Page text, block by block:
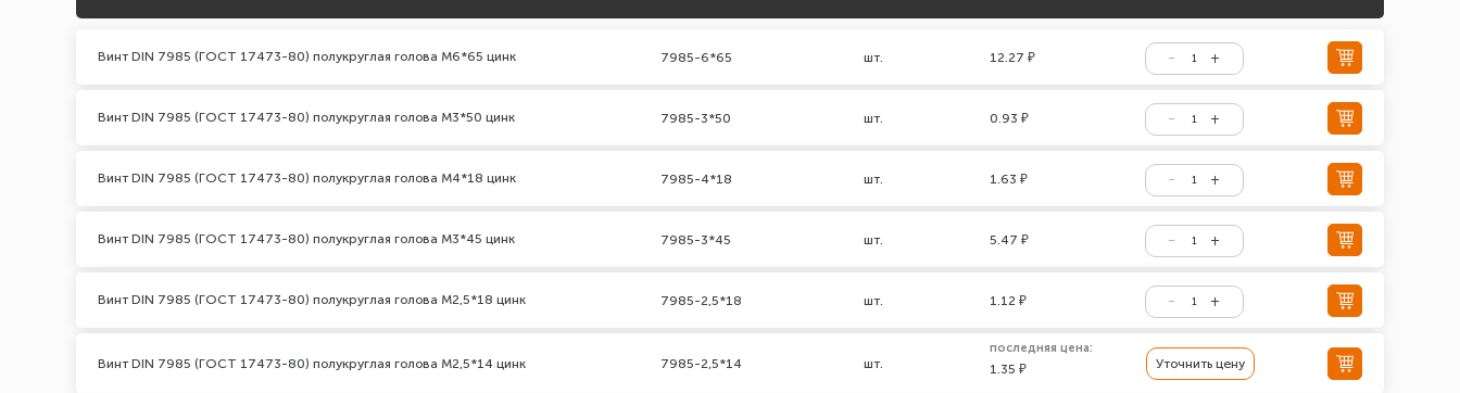
Винт DIN 7985 (ГОСТ 17473-80) полукруглая голова М6*65 цинк 7985-6*65 шт. 12.27 ₽
Винт DIN 7985 (ГОСТ 17473-80) полукруглая голова М3*50 цинк 7985-3*50 шт. 0.93 ₽
Винт DIN 7985 (ГОСТ 17473-80) полукруглая голова М4*18 цинк 7985-4*18 шт. 1.63 ₽
Винт DIN 7985 (ГОСТ 17473-80) полукруглая голова М3*45 цинк 7985-3*45 шт. 5.47 ₽
Винт DIN 7985 (ГОСТ 17473-80) полукруглая голова М2,5*18 цинк 7985-2,5*18 шт. 1.12 ₽
Винт DIN 7985 (ГОСТ 17473-80) полукруглая голова М2,5*14 цинк 7985-2,5*14 шт.
последняя цена:
1.35 ₽ Уточнить цену